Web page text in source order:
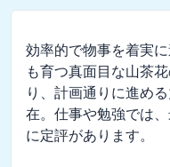
効率的で物事を着実
も育つ真面目な山茶
り、計画通りに進め
在。仕事や勉強では
に定評があります。